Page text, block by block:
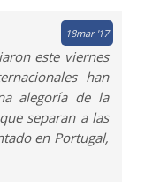
18mar '17
este viernes
han
alegoría de la
separan a las
en Portugal,